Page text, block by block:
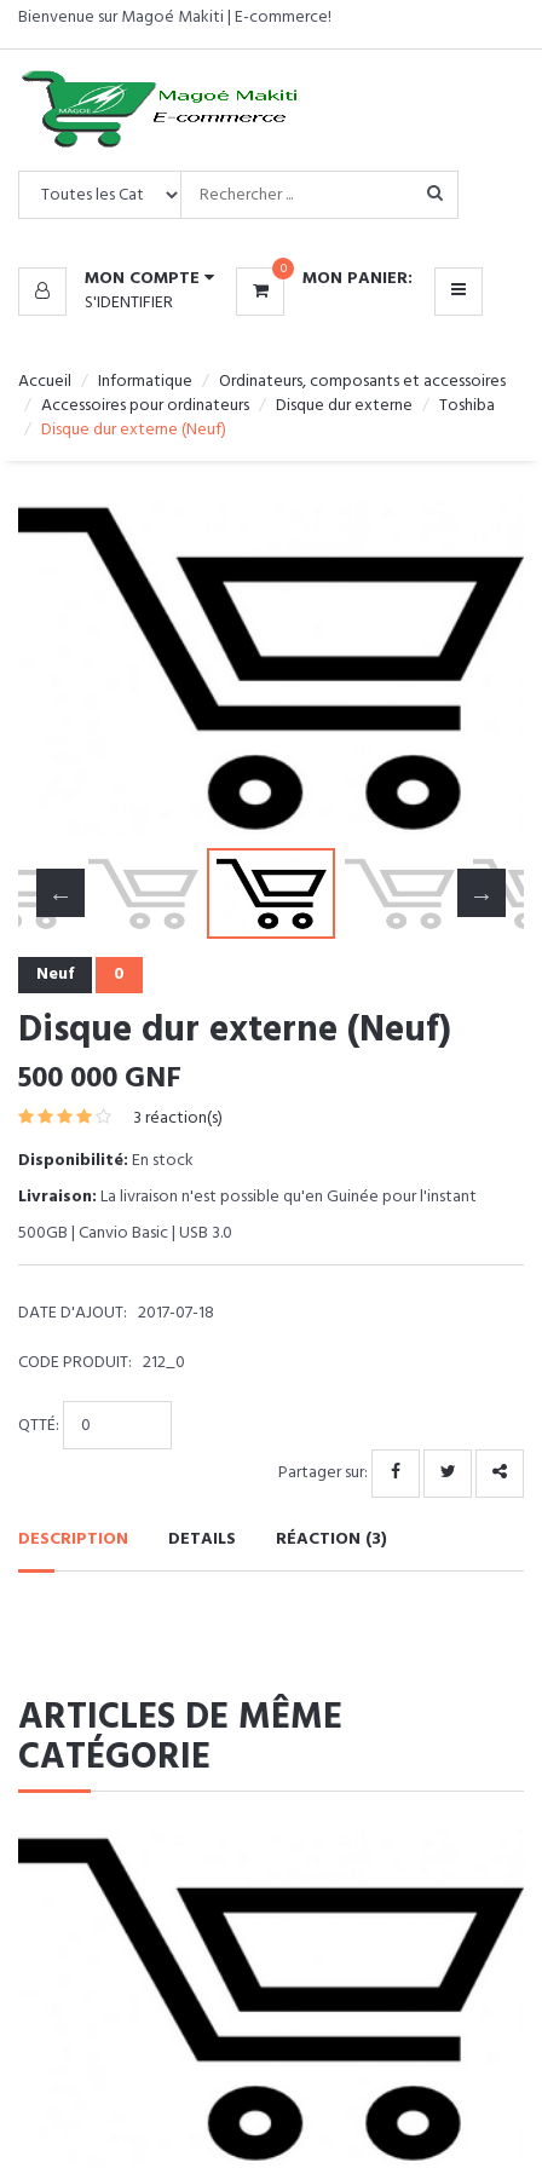
Bienvenue sur Magoé Makiti | E-commerce!
MON COMPTE
S'IDENTIFIER
0 MON PANIER:
CATÉGORIES
MENU
Accueil Informatique
Ordinateurs, composants et accessoires
Accessoires pour ordinateurs
Disque dur externe
Toshiba
Disque dur externe (Neuf)
Neuf 0
Disque dur externe (Neuf)
500 000 GNF
3 réaction(s)
Disponibilité:En stock
Livraison:La livraison n'est possible qu'en Guinée pour l'instant
500GB | Canvio Basic | USB 3.0
DATE D'AJOUT: 2017-07-18
CODE PRODUIT: 212_0
QTTÉ:
Partager sur:
DESCRIPTION DETAILS RÉACTION (3)
ARTICLES DE MÊME
CATÉGORIE